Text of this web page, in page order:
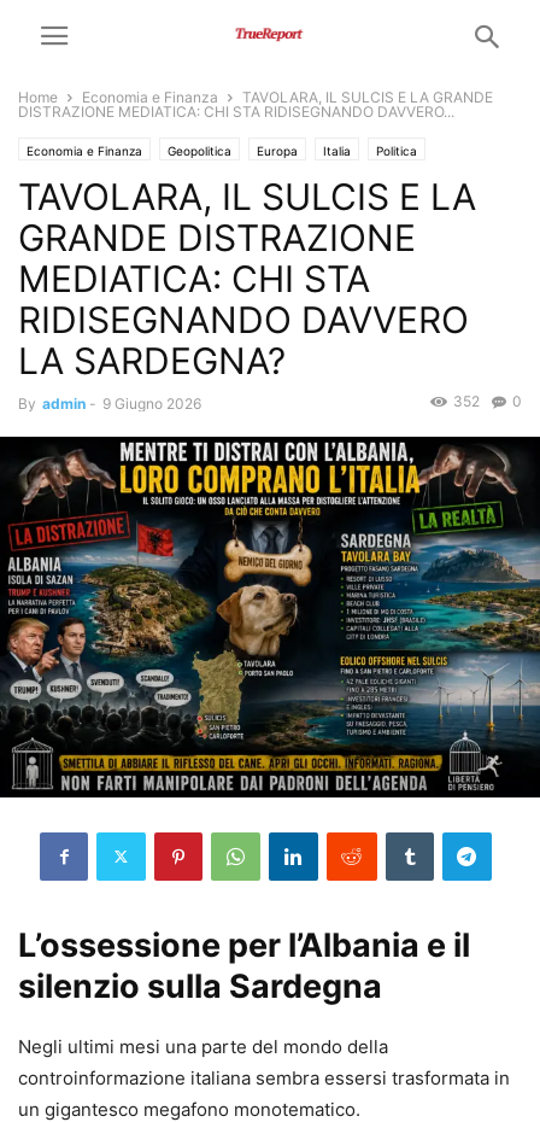
Home Economia e Finanza
TAVOLARA, IL SULCIS E LA GRANDE
DISTRAZIONE MEDIATICA: CHI STA RIDISEGNANDO DAVVERO...
Economia e Finanza Geopolitica Europa Italia Politica
TAVOLARA, IL SULCIS E LA
GRANDE DISTRAZIONE
MEDIATICA: CHI STA
RIDISEGNANDO DAVVERO
LA SARDEGNA?
By admin - 9 Giugno 2026 0
352
L’ossessione per l’Albania e il
silenzio sulla Sardegna
Negli ultimi mesi una parte del mondo della
controinformazione italiana sembra essersi trasformata in
un gigantesco megafono monotematico.